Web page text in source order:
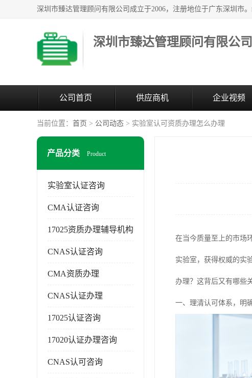
深圳市臻达管理顾问有限公司
公司首页 供应商机 企业视频
当前位置： 首页 > 公司动态 > 实验室认可资质办理怎么办理
产品分类 Product
实验室认证咨询
CMA认证咨询
17025资质办理辅导机构
CNAS认证咨询
CMA资质办理
CNAS认证办理
17025认证咨询
17020认证办理咨询
CNAS认可咨询
在当今质量至上的市场
实验室，获得权威的实
办理？这背后又有哪些
一、理清认可体系，明